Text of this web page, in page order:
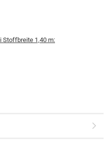
Stoffbreite 1,40 m: